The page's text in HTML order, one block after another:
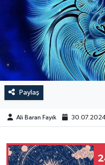
Paylaş
Ali Baran Fayık